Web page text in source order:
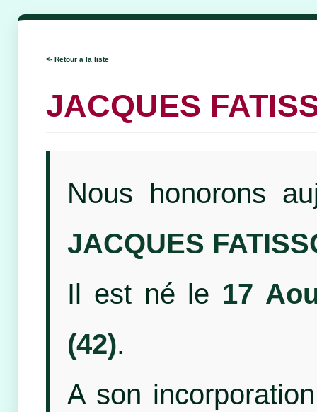
<- Retour a la liste
JACQUES
Nous honorons
JACQUES
Il est né le 17
(42).
A son